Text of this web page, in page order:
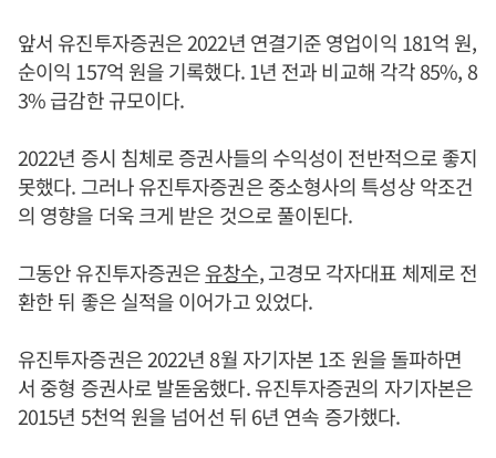
앞서 유진투자증권은 2022년 연결기준 영업이익 181억 원,
순이익 157억 원을 기록했다. 1년 전과 비교해 각각 85%, 8
3% 급감한 규모이다.
2022년 증시 침체로 증권사들의 수익성이 전반적으로 좋지
못했다. 그러나 유진투자증권은 중소형사의 특성상 악조건
의 영향을 더욱 크게 받은 것으로 풀이된다.
그동안 유진투자증권은유창수, 고경모 각자대표 체제로 전
환한 뒤 좋은 실적을 이어가고 있었다.
유진투자증권은 2022년 8월 자기자본 1조 원을 돌파하면
서 중형 증권사로 발돋움했다. 유진투자증권의 자기자본은
2015년 5천억 원을 넘어선 뒤 6년 연속 증가했다.